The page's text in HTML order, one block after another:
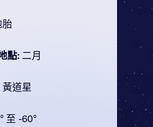
胎
點: 二月
黃道星
至 -60°